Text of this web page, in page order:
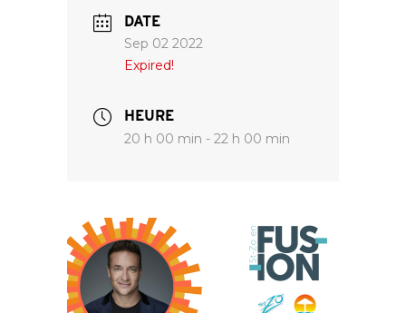
DATE
Sep 02 2022
Expired!
HEURE
20 h 00 min - 22 h 00 min